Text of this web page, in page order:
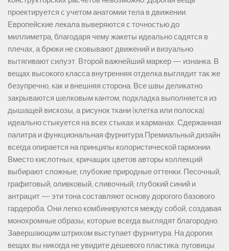
проектируется с учетом анатомии тела в движении.
Европейские лекала выверяются с точностью до
миллиметра, благодаря чему жакеты идеально садятся в
плечах, а брюки не сковывают движений и визуально
вытягивают силуэт. Второй важнейший маркер — изнанка. В
вещах высокого класса внутренняя отделка выглядит так же
безупречно, как и внешняя сторона. Все швы деликатно
закрываются шелковым кантом, подкладка выполняется из
дышащей вискозы, а рисунок ткани (клетка или полоска)
идеально стыкуется на всех стыках и карманах. Сдержанная
палитра и функциональная фурнитура Премиальный дизайн
всегда опирается на принципы колористической гармонии.
Вместо кислотных, кричащих цветов авторы коллекций
выбирают сложные, глубокие природные оттенки. Песочный,
графитовый, оливковый, сливочный, глубокий синий и
антрацит — эти тона составляют основу дорогого базового
гардероба. Они легко комбинируются между собой, создавая
монохромные образы, которые всегда выглядят благородно.
Завершающим штрихом выступает фурнитура. На дорогих
вещах вы никогда не увидите дешевого пластика: пуговицы